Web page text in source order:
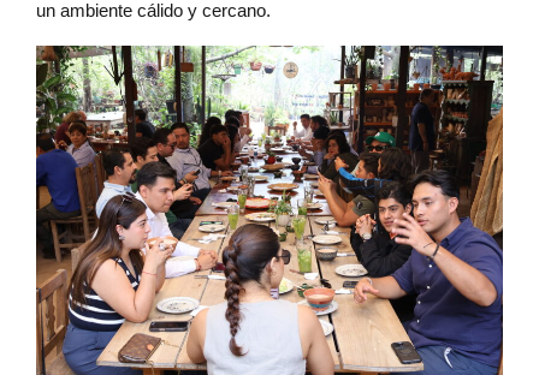
un ambiente cálido y cercano.